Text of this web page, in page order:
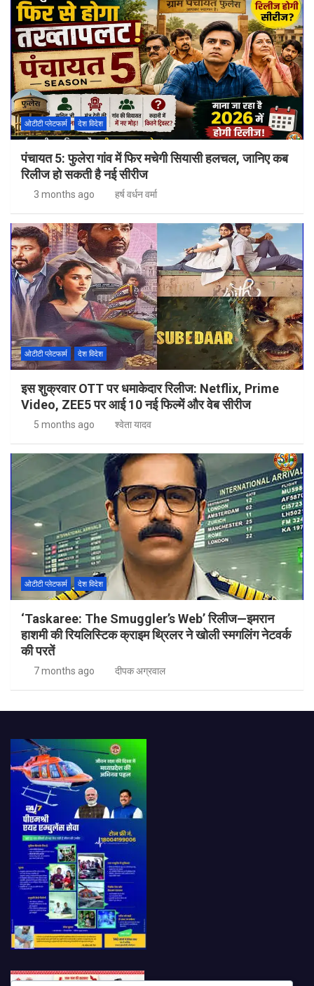
ओटीटी प्लेटफार्म देश विदेश
पंचायत 5: फुलेरा गांव में फिर मचेगी सियासी हलचल, जानिए कब
रिलीज हो सकती है नई सीरीज
3 months ago हर्ष वर्धन वर्मा
ओटीटी प्लेटफार्म देश विदेश
इस शुक्रवार OTT पर धमाकेदार रिलीज: Netflix, Prime
Video, ZEE5 पर आई 10 नई फिल्में और वेब सीरीज
5 months ago श्वेता यादव
ओटीटी प्लेटफार्म देश विदेश
‘Taskaree: The Smuggler’s Web’ रिलीज—इमरान
हाशमी की रियलिस्टिक क्राइम थ्रिलर ने खोली स्मगलिंग नेटवर्क
की परतें
7 months ago दीपक अग्रवाल